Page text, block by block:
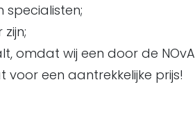
omdat wij een door de NOvA
een aantrekkelijke prijs!